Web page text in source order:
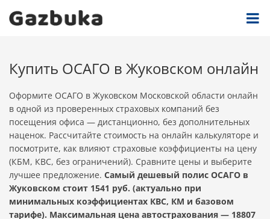
Купить ОСАГО в Жуковском онлайн
Оформите ОСАГО в Жуковском Московской области онлайн
в одной из проверенных страховых компаний без
посещения офиса — дистанционно, без дополнительных
наценок. Рассчитайте стоимость на онлайн калькуляторе и
посмотрите, как влияют страховые коэффициенты на цену
(КБМ, КВС, без ограничений). Сравните цены и выберите
лучшее предложение. Самый дешевый полис ОСАГО в
Жуковском стоит 1541 руб. (актуально при
минимальных коэффициентах КВС, КМ и базовом
тарифе). Максимальная цена автострахования — 18807